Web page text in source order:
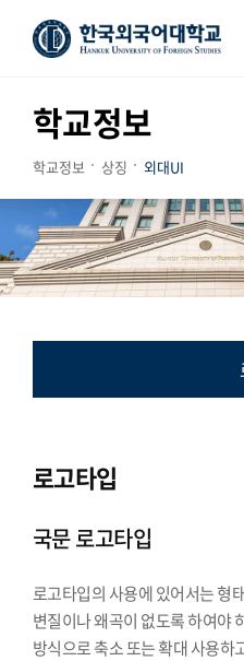
학교정보
학교정보 상징 외대UI
로고타입
국문 로고타입
로고타입의 사용에 있어서는 형
변질이나 왜곡이 없도록 하여야
방식으로 축소 또는 확대 사용하